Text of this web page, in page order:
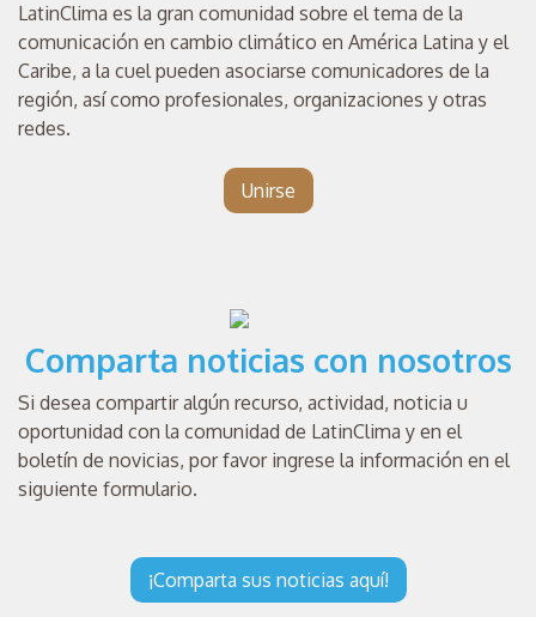
LatinClima es la gran comunidad sobre el tema de la
comunicación en cambio climático en América Latina y el
Caribe, a la cuel pueden asociarse comunicadores de la
región, así como profesionales, organizaciones y otras
redes.
Unirse
Comparta noticias con nosotros
Si desea compartir algún recurso, actividad, noticia u
oportunidad con la comunidad de LatinClima y en el
boletín de novicias, por favor ingrese la información en el
siguiente formulario.
¡Comparta sus noticias aquí!